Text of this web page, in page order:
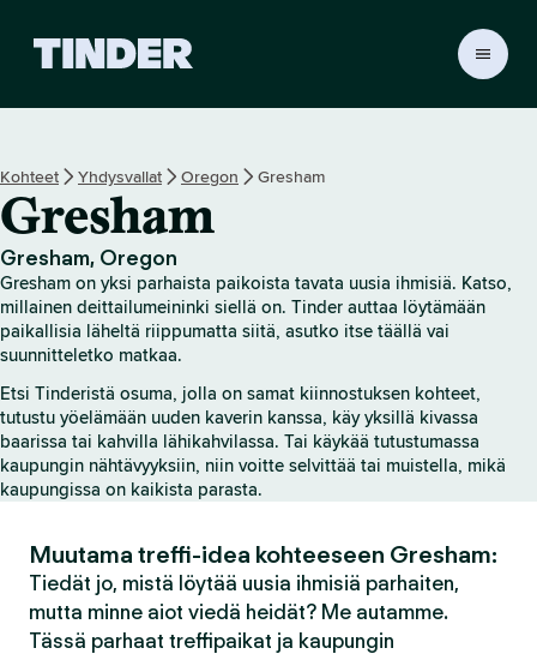
r
i
n
l
o
i
s
s
i
v
u
Kohteet Yhdysvallat Oregon Gresham
Gresham
Gresham, Oregon
Gresham on yksi parhaista paikoista tavata uusia ihmisiä. Katso,
millainen deittailumeininki siellä on. Tinder auttaa löytämään
paikallisia läheltä riippumatta siitä, asutko itse täällä vai
suunnitteletko matkaa.
Etsi Tinderistä osuma, jolla on samat kiinnostuksen kohteet,
tutustu yöelämään uuden kaverin kanssa, käy yksillä kivassa
baarissa tai kahvilla lähikahvilassa. Tai käykää tutustumassa
kaupungin nähtävyyksiin, niin voitte selvittää tai muistella, mikä
kaupungissa on kaikista parasta.
Muutama treffi-idea kohteeseen Gresham:
Tiedät jo, mistä löytää uusia ihmisiä parhaiten,
mutta minne aiot viedä heidät? Me autamme.
Tässä parhaat treffipaikat ja kaupungin